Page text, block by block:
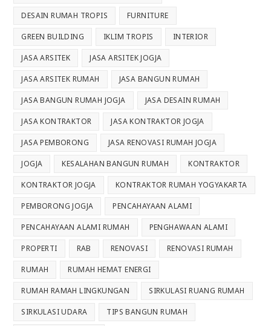
DESAIN RUMAH TROPIS FURNITURE
GREEN BUILDING IKLIM TROPIS INTERIOR
JASA ARSITEK JASA ARSITEK JOGJA
JASA ARSITEK RUMAH JASA BANGUN RUMAH
JASA BANGUN RUMAH JOGJA JASA DESAIN RUMAH
JASA KONTRAKTOR JASA KONTRAKTOR JOGJA
JASA PEMBORONG JASA RENOVASI RUMAH JOGJA
JOGJA KESALAHAN BANGUN RUMAH KONTRAKTOR
KONTRAKTOR JOGJA KONTRAKTOR RUMAH YOGYAKARTA
PEMBORONG JOGJA PENCAHAYAAN ALAMI
PENCAHAYAAN ALAMI RUMAH PENGHAWAAN ALAMI
PROPERTI RAB RENOVASI RENOVASI RUMAH
RUMAH RUMAH HEMAT ENERGI
RUMAH RAMAH LINGKUNGAN SIRKULASI RUANG RUMAH
SIRKULASI UDARA TIPS BANGUN RUMAH